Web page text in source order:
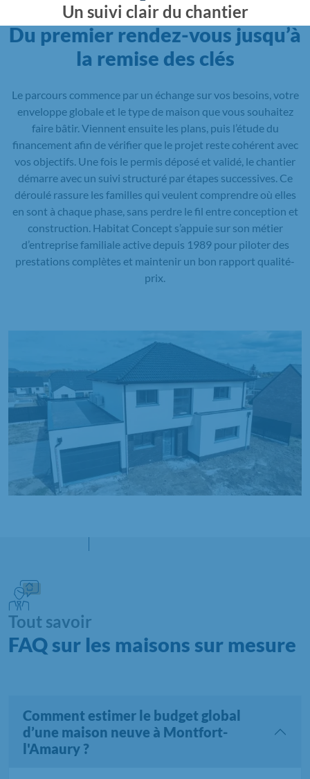
Un suivi clair du chantier
Du premier rendez-vous jusqu’à
la remise des clés
Le parcours commence par un échange sur vos besoins, votre
enveloppe globale et le type de maison que vous souhaitez
faire bâtir. Viennent ensuite les plans, puis l’étude du
financement afin de vérifier que le projet reste cohérent avec
vos objectifs. Une fois le permis déposé et validé, le chantier
démarre avec un suivi structuré par étapes successives. Ce
déroulé rassure les familles qui veulent comprendre où elles
en sont à chaque phase, sans perdre le fil entre conception et
construction. Habitat Concept s’appuie sur son métier
d’entreprise familiale active depuis 1989 pour piloter des
prestations complètes et maintenir un bon rapport qualité-
prix.
Tout savoir
FAQ sur les maisons sur mesure
Comment estimer le budget global
d’une maison neuve à Montfort-
l'Amaury ?